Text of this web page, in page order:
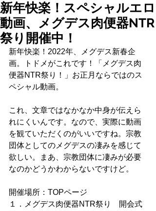
新年快楽！スペシャルエロ
動画、メグデス肉便器NTR
祭り開催中！
新年快楽！2022年、メグデス新春企
画。トドメがこれです！「メグデス肉
便器NTR祭り！」お正月ならではのス
ペシャル動画。
これ、文章ではなかなか中身が伝えら
れにくいんです。なので、実際に動画
を観ていただくのがいいですね。宗教
団体としてのメグデスの凄みを感じて
欲しい。まあ、宗教団体に凄みが必要
なのかどうかわからないですけど。
開催場所：TOPページ
１．メグデス肉便器NTR祭り　開会式